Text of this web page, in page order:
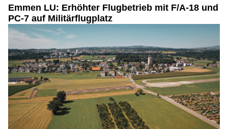
Hund & Katze in besten Händen – guterhund.ch bietet professionelle Fellpflege